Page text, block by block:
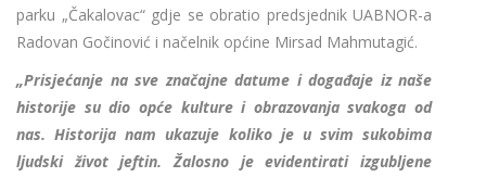
parku „Čakalovac“ gdje se obratio predsjednik UABNOR-a
Radovan Gočinović i načelnik općine Mirsad Mahmutagić.
„Prisjećanje na sve značajne datume i događaje iz naše
historije su dio opće kulture i obrazovanja svakoga od
nas. Historija nam ukazuje koliko je u svim sukobima
ljudski život jeftin. Žalosno je evidentirati izgubljene